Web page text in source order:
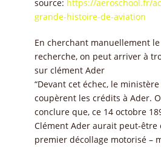
source: https://aeroschool.fr/
grande-histoire-de-aviation
En cherchant manuellement
recherche, on peut arriver à
sur clément Ader
“Devant cet échec, le
coupèrent les crédits à Ader.
conclure que, ce 14 octobre
Clément Ader aurait peut-être
premier décollage motorisé –